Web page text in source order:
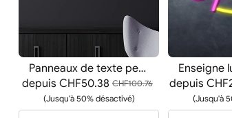
Panneaux de texte personnalisés
depuisCHF50.38 CHF100.76
(Jusqu'à 50% désactivé)
depuis
(Jusqu'à